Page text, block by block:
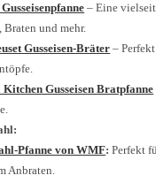
– Eine
Braten und mehr.
Gusseisen-Bräter –
Kitchen Gusseisen Bratpfanne
Pfanne von WMF: Perfekt
Anbraten.